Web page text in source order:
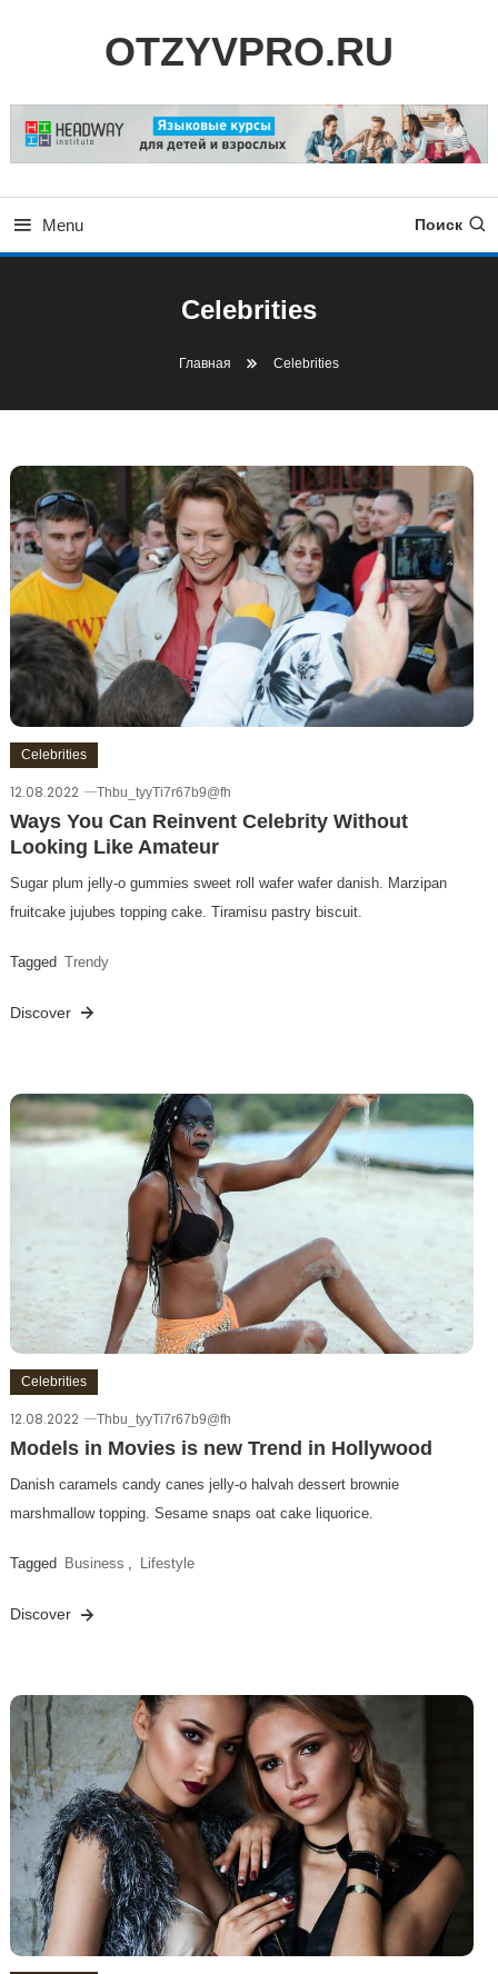
OTZYVPRO.RU
Menu Поиск
Celebrities
Главная Celebrities
Celebrities
12.08.2022 Thbu_tyyTi7r67b9@fh
Ways You Can Reinvent Celebrity Without
Looking Like Amateur
Sugar plum jelly-o gummies sweet roll wafer wafer danish. Marzipan
fruitcake jujubes topping cake. Tiramisu pastry biscuit.
Tagged Trendy
Discover
Celebrities
12.08.2022 Thbu_tyyTi7r67b9@fh
Models in Movies is new Trend in Hollywood
Danish caramels candy canes jelly-o halvah dessert brownie
marshmallow topping. Sesame snaps oat cake liquorice.
Tagged Business , Lifestyle
Discover